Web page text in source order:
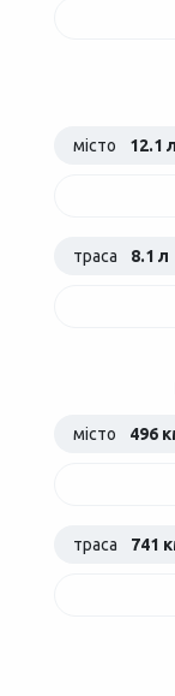
місто 12.1 л
траса 8.1 л
місто 496
траса 741